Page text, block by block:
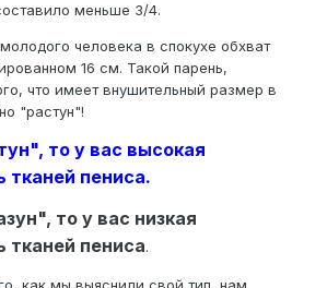
меньше 3/4.
человека в спокухе обхват
16 см. Такой парень,
что имеет внушительный размер в
"растун"!
то у вас высокая
тканей пениса.
то у вас низкая
тканей пениса.